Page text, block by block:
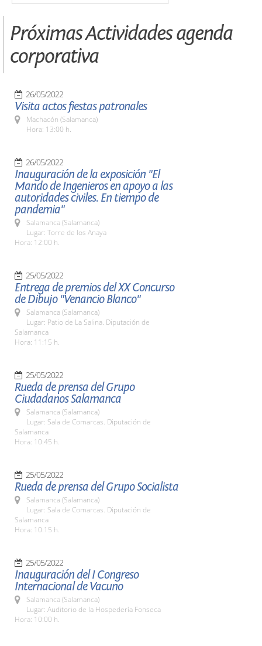
Próximas Actividades agenda
corporativa
26/05/2022
Visita actos fiestas patronales
Machacón (Salamanca)
Hora: 13:00 h.
26/05/2022
Inauguración de la exposición "El
Mando de Ingenieros en apoyo a las
autoridades civiles. En tiempo de
pandemia"
Salamanca (Salamanca)
Lugar: Torre de los Anaya
Hora: 12:00 h.
25/05/2022
Entrega de premios del XX Concurso
de Dibujo "Venancio Blanco"
Salamanca (Salamanca)
Lugar: Patio de La Salina. Diputación de
Salamanca
Hora: 11:15 h.
25/05/2022
Rueda de prensa del Grupo
Ciudadanos Salamanca
Salamanca (Salamanca)
Lugar: Sala de Comarcas. Diputación de
Salamanca
Hora: 10:45 h.
25/05/2022
Rueda de prensa del Grupo Socialista
Salamanca (Salamanca)
Lugar: Sala de Comarcas. Diputación de
Salamanca
Hora: 10:15 h.
25/05/2022
Inauguración del I Congreso
Internacional de Vacuno
Salamanca (Salamanca)
Lugar: Auditorio de la Hospedería Fonseca
Hora: 10:00 h.